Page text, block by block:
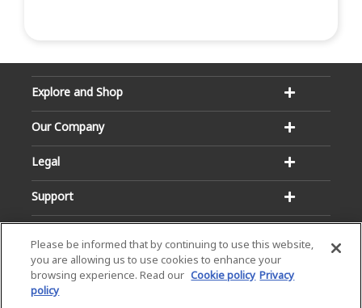
Explore and Shop
Our Company
Legal
Support
Please be informed that by continuing to use this website,
you are allowing us to use cookies to enhance your
browsing experience. Read our Cookie policy Privacy
policy